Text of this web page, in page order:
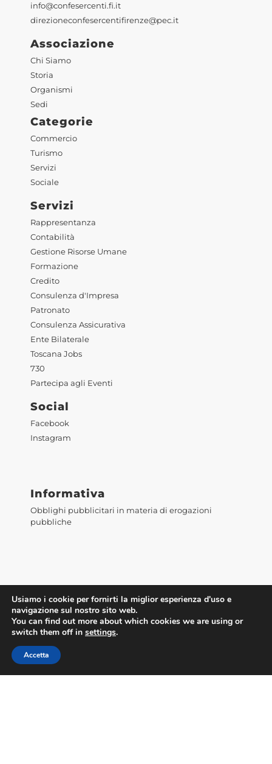
info@confesercenti.fi.it
direzioneconfesercentifirenze@pec.it
Associazione
Chi Siamo
Storia
Organismi
Sedi
Categorie
Commercio
Turismo
Servizi
Sociale
Servizi
Rappresentanza
Contabilità
Gestione Risorse Umane
Formazione
Credito
Consulenza d'Impresa
Patronato
Consulenza Assicurativa
Ente Bilaterale
Toscana Jobs
730
Partecipa agli Eventi
Social
Facebook
Instagram
Informativa
Obblighi pubblicitari in materia di erogazioni
pubbliche
Accedi alla WebMail
Usiamo i cookie per fornirti la miglior esperienza d'uso e
navigazione sul nostro sito web.
You can find out more about which cookies we are using or
switch them off in settings.
Accetta